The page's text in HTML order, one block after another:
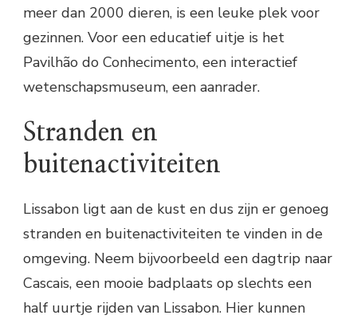
meer dan 2000 dieren, is een leuke plek voor
gezinnen. Voor een educatief uitje is het
Pavilhão do Conhecimento, een interactief
wetenschapsmuseum, een aanrader.
Stranden en
buitenactiviteiten
Lissabon ligt aan de kust en dus zijn er genoeg
stranden en buitenactiviteiten te vinden in de
omgeving. Neem bijvoorbeeld een dagtrip naar
Cascais, een mooie badplaats op slechts een
half uurtje rijden van Lissabon. Hier kunnen